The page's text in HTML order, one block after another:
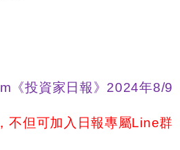
《投資家日報》2024年8/9
不但可加入日報專屬Line群